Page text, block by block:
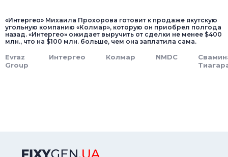
«Интергео» Михаила Прохорова готовит к продаже якутскую
угольную компанию «Колмар», которую он приобрел полгода
назад. «Интергео» ожидает выручить от сделки не менее $400
млн., что на $100 млн. больше, чем она заплатила сама.
Evraz
Group
Интергео Колмар NMDC